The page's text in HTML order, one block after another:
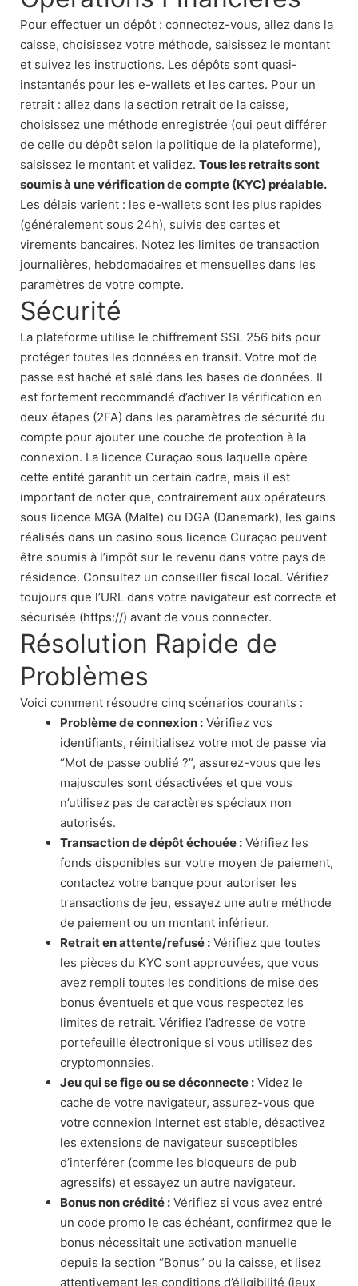
Pour effectuer un dépôt : connectez-vous, allez dans la
caisse, choisissez votre méthode, saisissez le montant
et suivez les instructions. Les dépôts sont quasi-
instantanés pour les e-wallets et les cartes. Pour un
retrait : allez dans la section retrait de la caisse,
choisissez une méthode enregistrée (qui peut différer
de celle du dépôt selon la politique de la plateforme),
saisissez le montant et validez. Tous les retraits sont
soumis à une vérification de compte (KYC) préalable.
Les délais varient : les e-wallets sont les plus rapides
(généralement sous 24h), suivis des cartes et
virements bancaires. Notez les limites de transaction
journalières, hebdomadaires et mensuelles dans les
paramètres de votre compte.
Sécurité
La plateforme utilise le chiffrement SSL 256 bits pour
protéger toutes les données en transit. Votre mot de
passe est haché et salé dans les bases de données. Il
est fortement recommandé d’activer la vérification en
deux étapes (2FA) dans les paramètres de sécurité du
compte pour ajouter une couche de protection à la
connexion. La licence Curaçao sous laquelle opère
cette entité garantit un certain cadre, mais il est
important de noter que, contrairement aux opérateurs
sous licence MGA (Malte) ou DGA (Danemark), les gains
réalisés dans un casino sous licence Curaçao peuvent
être soumis à l’impôt sur le revenu dans votre pays de
résidence. Consultez un conseiller fiscal local. Vérifiez
toujours que l’URL dans votre navigateur est correcte et
sécurisée (https://) avant de vous connecter.
Résolution Rapide de
Problèmes
Voici comment résoudre cinq scénarios courants :
Problème de connexion : Vérifiez vos
identifiants, réinitialisez votre mot de passe via
“Mot de passe oublié ?”, assurez-vous que les
majuscules sont désactivées et que vous
n’utilisez pas de caractères spéciaux non
autorisés.
Transaction de dépôt échouée : Vérifiez les
fonds disponibles sur votre moyen de paiement,
contactez votre banque pour autoriser les
transactions de jeu, essayez une autre méthode
de paiement ou un montant inférieur.
Retrait en attente/refusé : Vérifiez que toutes
les pièces du KYC sont approuvées, que vous
avez rempli toutes les conditions de mise des
bonus éventuels et que vous respectez les
limites de retrait. Vérifiez l’adresse de votre
portefeuille électronique si vous utilisez des
cryptomonnaies.
Jeu qui se fige ou se déconnecte : Videz le
cache de votre navigateur, assurez-vous que
votre connexion Internet est stable, désactivez
les extensions de navigateur susceptibles
d’interférer (comme les bloqueurs de pub
agressifs) et essayez un autre navigateur.
Bonus non crédité : Vérifiez si vous avez entré
un code promo le cas échéant, confirmez que le
bonus nécessitait une activation manuelle
depuis la section “Bonus” ou la caisse, et lisez
attentivement les conditions d’éligibilité (jeux